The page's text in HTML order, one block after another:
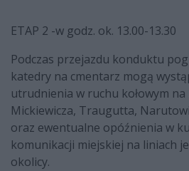
ETAP 2 -w godz. ok. 13.00-13.30
Podczas przejazdu konduktu
katedry na cmentarz mogą
utrudnienia w ruchu kołowym na
Mickiewicza, Traugutta,
oraz ewentualne opóźnienia w
komunikacji miejskiej na liniach
okolicy.